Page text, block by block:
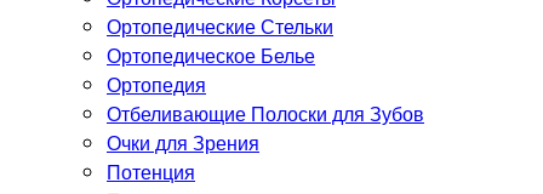
Ортопедические Стельки
Ортопедическое Белье
Ортопедия
Отбеливающие Полоски для Зубов
Очки для Зрения
Потенция